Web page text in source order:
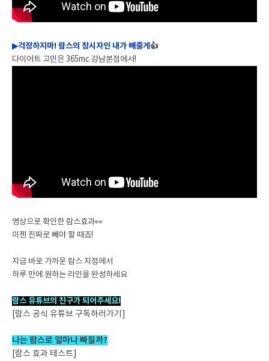
▶걱정하지마! 람스의 창시자인 내가 빼줄게 👍
다이어트 고민은 365mc 강남본점에서!
영상으로 확인한 람스효과👀
이젠 진짜로 빼야 할 때죠!
지금 바로 가까운 람스 지점에서
하루 만에 원하는 라인을 완성하세요
람스 유튜브의 친구가 되어주세요!
[람스 공식 유튜브 구독하러가기]
나는 람스로 얼마나 빠질까?
[람스 효과 테스트]